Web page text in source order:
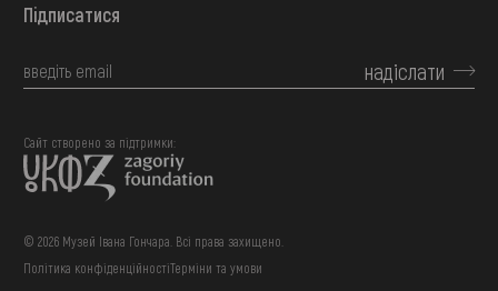
Підписатися
надіслати
© 2026 Музей Івана Гончара. Всі права захищено.
Сайт створено за підтримки:
Політика конфіденційностіТерміни та умови